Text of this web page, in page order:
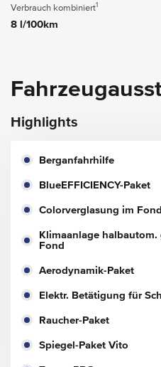
Verbrauch kombiniert1
8 l/100km
Highlights
Berganfahrhilfe
BlueEFFICIENCY-Paket
Colorverglasung im
Klimaanlage halbautom.
Fond
Aerodynamik-Paket
Elektr. Betätigung für
Raucher-Paket
Spiegel-Paket Vito